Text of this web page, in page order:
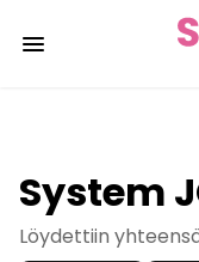
menu
System
Löydettiin